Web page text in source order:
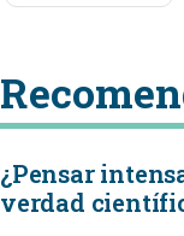
¿Pensar
verdad